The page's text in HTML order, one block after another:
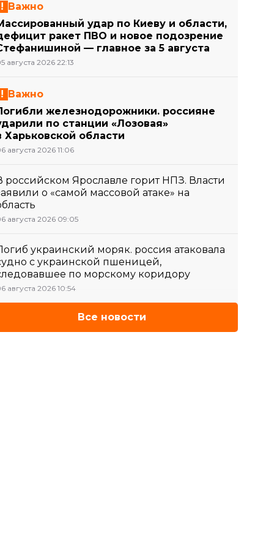
Важно
удар по Киеву и области,
ракет ПВО и новое подозрение
— главное за 5 августа
августа 2026 22:13
Важно
железнодорожники. россияне
по станции «Лозовая»
Харьковской области
августа 2026 11:06
российском Ярославле горит НПЗ. Власти
о «самой массовой атаке» на
августа 2026 09:05
украинский моряк. россия атаковала
с украинской пшеницей,
по морскому коридору
августа 2026 10:54
Все новости